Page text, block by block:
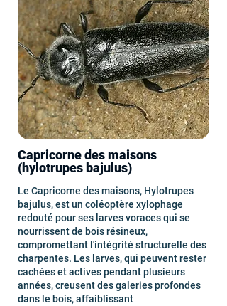
Capricorne des maisons
(hylotrupes bajulus)
Le Capricorne des maisons, Hylotrupes
bajulus, est un coléoptère xylophage
redouté pour ses larves voraces qui se
nourrissent de bois résineux,
compromettant l'intégrité structurelle des
charpentes. Les larves, qui peuvent rester
cachées et actives pendant plusieurs
années, creusent des galeries profondes
dans le bois, affaiblissant